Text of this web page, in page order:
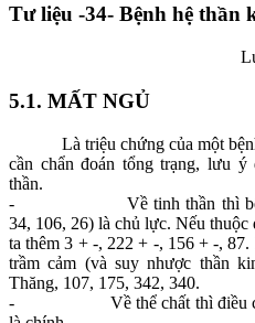
Tư liệu -34- Bệnh hệ thần
5.1. MẤT NGỦ
Là triệu chứng của một bệnh
cần chẩn đoán tổng trạng, lưu ý
thần.
-
Về tinh thần thì
34, 106, 26) là chủ lực. Nếu thuộc
ta thêm 3 + -, 222 + -, 156 + -, 87.
trầm cảm (và suy nhược thần
Thăng, 107, 175, 342, 340.
-
Về thể chất thì điều